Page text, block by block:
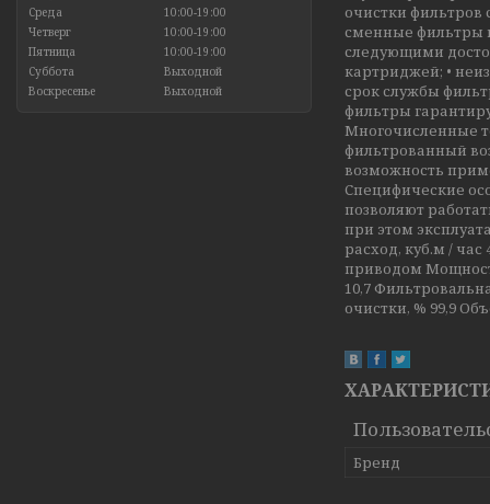
очистки фильтров
сменные фильтры
следующими
картриджей; •
срок службы
фильтры
Многочисленные
фильтрованный
возможность
Специфические
позволяют
при этом
расход, куб.м /
приводом
10,7
очистки, % 99,9
Бренд
Среда
10:00-19:00
Четверг
10:00-19:00
Пятница
10:00-19:00
Суббота
Выходной
Воскресенье
Выходной